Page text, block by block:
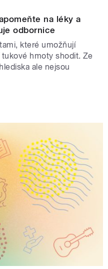
na léky a
odbornice
které umožňují
hmoty shodit. Ze
ale nejsou